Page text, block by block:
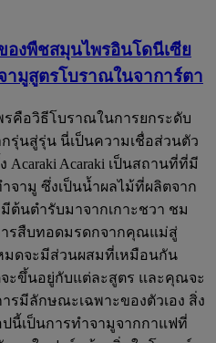
งพืชสมุนไพรอินโดนีเซีย
ามูสูตรโบราณในจาการ์ตา​
คือวิธีโบราณในการยกระดับ
นสู่รุ่น นี่เป็นความเชื่อส่วนตัว
Acaraki Acaraki เป็นสถานที่ที่มี
จามู ซึ่งเป็นน้ำผลไม้ที่ผลิตจาก
นตำรับมาจากเกาะชวา ชม
รสืบทอดมรดกจากคุณแม่สู่
มดจะมีส่วนผสมที่เหมือนกัน
ะขึ้นอยู่กับแต่ละสูตร และคุณจะ
รมีลักษณะเฉพาะของตัวเอง สิ่ง
นี้เป็นการทำจามูจากกาแฟที่